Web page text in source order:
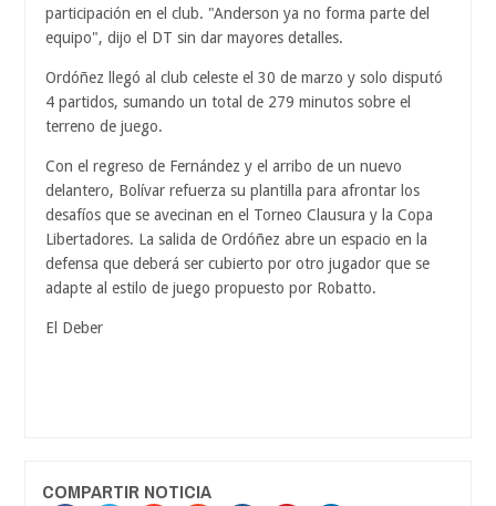
participación en el club. "Anderson ya no forma parte del
equipo", dijo el DT sin dar mayores detalles.
Ordóñez llegó al club celeste el 30 de marzo y solo disputó
4 partidos, sumando un total de 279 minutos sobre el
terreno de juego.
Con el regreso de Fernández y el arribo de un nuevo
delantero, Bolívar refuerza su plantilla para afrontar los
desafíos que se avecinan en el Torneo Clausura y la Copa
Libertadores. La salida de Ordóñez abre un espacio en la
defensa que deberá ser cubierto por otro jugador que se
adapte al estilo de juego propuesto por Robatto.
El Deber
COMPARTIR NOTICIA